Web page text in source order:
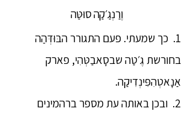
וֶרַנְגַ׳קַה סוּטַּה
1. כך שמעתי. פעם התגורר הבּוּדְּהַה
בחורשת גֶ׳טַה שבסָאבַטְּהִי, פארק
אַנָאטְהִפִּינְדִיקַה.
2. ובכן באותה עת מספר ברהמינים